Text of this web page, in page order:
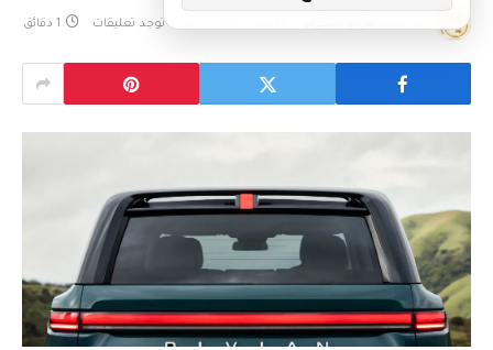
لا توجد تعليقات 1 دقائق